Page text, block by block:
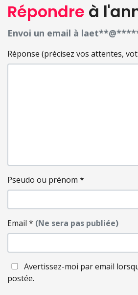
Répondre à
Envoi un email à
Réponse (précisez vos attentes,
Pseudo ou prénom *
Email * (Ne sera pas publiée)
Avertissez-moi par email
postée.